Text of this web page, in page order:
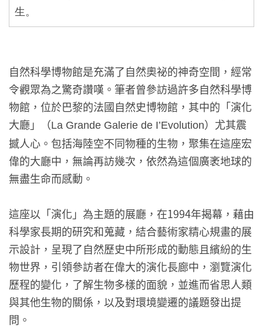
生。
自然科學博物館是充滿了自然奧祕的神奇空間，經常
令觀眾為之驚奇讚嘆。筆者曾參訪過許多自然科學博
物館，位於巴黎的法國自然史博物館，其中的「演化
大廳」（La Grande Galerie de I’Evolution）尤其震
撼人心。包括海陸空不同物種的生物，聚集在這座宏
偉的大廳中，無論再訪幾次，依然為這個廣袤地球的
無盡生命而感動。
這座以「演化」為主題的展廳，在1994年揭幕，藉由
科學家長期的研究和蒐藏，結合藝術家精心規畫的展
示設計，呈現了自然歷史中所形成的動態且繽紛的生
物世界，引領參訪者在偉大的演化長廊中，瀏覽演化
歷程的變化，了解生物多樣的面貌，並進而省思人類
與其他生物的關係，以及對環境變遷的議題發出提
問。